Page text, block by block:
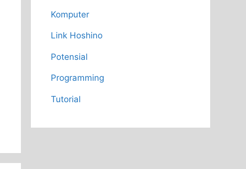
Komputer
Link Hoshino
Potensial
Programming
Tutorial